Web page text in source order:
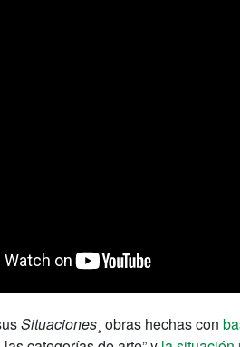
Situaciones ¸ obras hechas con